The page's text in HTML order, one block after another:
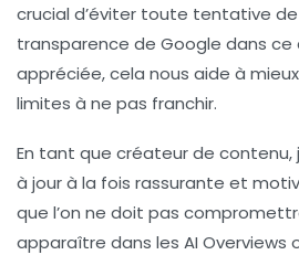
crucial d’éviter toute tentative de
transparence de Google dans
appréciée, cela nous aide à
limites à ne pas franchir.
En tant que créateur de
à jour à la fois rassurante et
que l’on ne doit pas
apparaître dans les AI Overviews